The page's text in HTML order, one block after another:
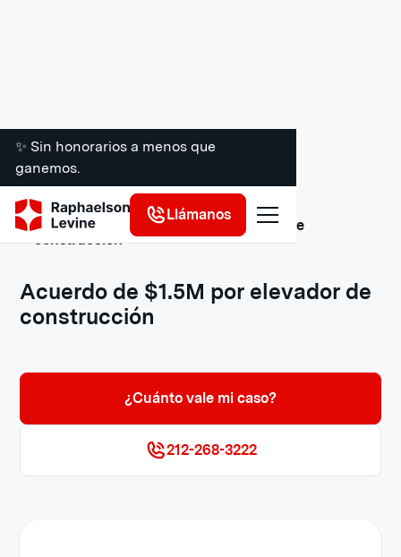
✨ Sin honorarios a menos que
ganemos.
Llámanos
Acuerdos y veredictos de accidentes de
construcción
Acuerdo de $1.5M por elevador de
construcción
¿Cuánto vale mi caso?
212-268-3222